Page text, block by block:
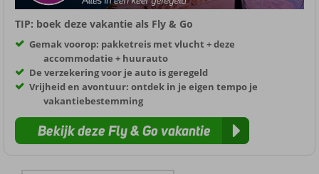
TIP: boek deze vakantie als Fly & Go
Gemak voorop: pakketreis met vlucht + deze
accommodatie + huurauto
De verzekering voor je auto is geregeld
Vrijheid en avontuur: ontdek in je eigen tempo je
vakantiebestemming
Bekijk deze Fly & Go vakantie